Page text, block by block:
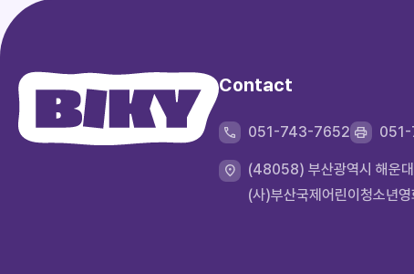
Contact
051-743-7652
(48058) 부산광역시 해운
(사)부산국제어린이청소년